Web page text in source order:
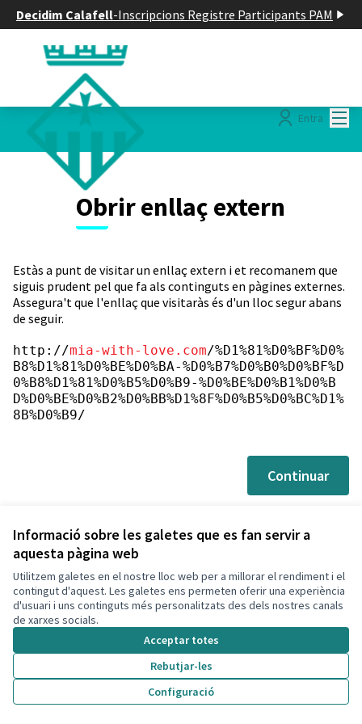
Informació sobre les galetes que es fan servir a
aquesta pàgina web
Utilitzem galetes en el nostre lloc web per a millorar el rendiment i el
contingut d'aquest. Les galetes ens permeten oferir una experiència
d'usuari i uns continguts més personalitzats des dels nostres canals
de xarxes socials.
Acceptar totes
Rebutjar-les
Configuració
Decidim Calafell-Inscripcions Registre Participants PAM
Entra
Obrir enllaç extern
Estàs a punt de visitar un enllaç extern i et recomanem que
siguis prudent pel que fa als continguts en pàgines externes.
Assegura't que l'enllaç que visitaràs és d'un lloc segur abans
de seguir.
http://mia-with-love.com/%D1%81%D0%BF%D0%
B8%D1%81%D0%BE%D0%BA-%D0%B7%D0%B0%D0%BF%D
0%B8%D1%81%D0%B5%D0%B9-%D0%BE%D0%B1%D0%B
D%D0%BE%D0%B2%D0%BB%D1%8F%D0%B5%D0%BC%D1%
8B%D0%B9/
Continuar
Termes i condicions d'ús
Configuració de les galetes
Decidim Calafell a X
(Enllaç extern)
Decidim Calafell a Facebook
Decidim Calafell a YouTube
Decidim Calafell a GitHub
(Enllaç extern)
Web creada ambprogramari lliure .
Amb
(Enllaç